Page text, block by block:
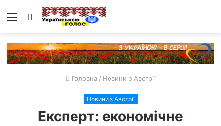
Меню Пошук
Головна / Новини з Австрії
Новини з Австрії
Експерт: економічне